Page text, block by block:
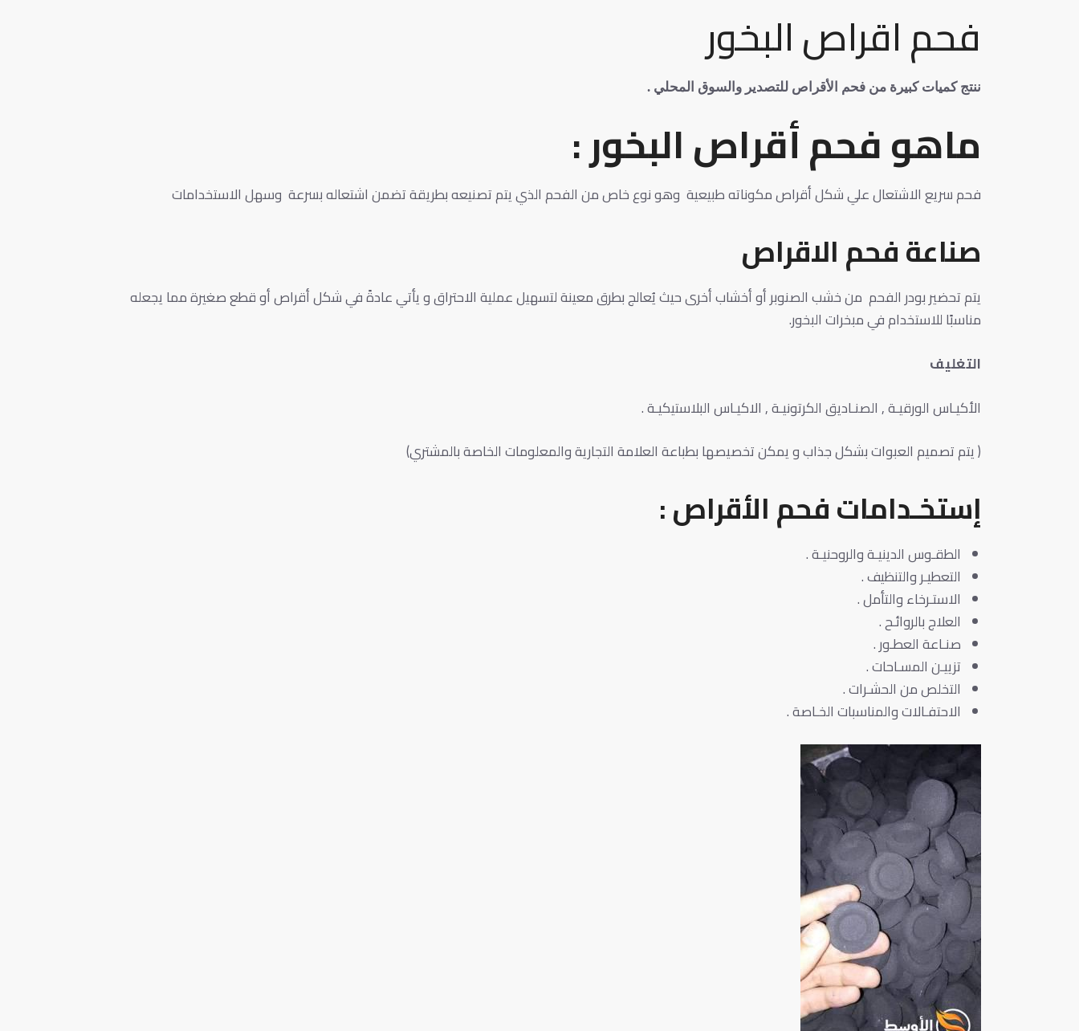
فحم اقراص البخور
ننتج كميات كبيرة من فحم الأقراص للتصدير والسوق المحلي .
ماهو فحم أقراص البخور :
فحم سريع الاشتعال علي شكل أقراص مكوناته طبيعية وهو نوع خاص من الفحم الذي يتم تصنيعه بطريقة تضمن اشتعاله بسرعة وسهل الاستخدامات
صناعة فحم الاقراص
يتم تحضير بودر الفحم من خشب الصنوبر أو أخشاب أخرى حيث يُعالج بطرق معينة لتسهيل عملية الاحتراق و يأتي عادةً في شكل أقراص أو قطع صغيرة مما يجعله
مناسبًا للاستخدام في مبخرات البخور.
التغليف
الأكيـاس الورقيـة , الصنـاديق الكرتونيـة , الاكيـاس البلاستيكيـة .
( يتم تصميم العبوات بشكل جذاب و يمكن تخصيصها بطباعة العلامة التجارية والمعلومات الخاصة بالمشتري)
إستخـدامات فحم الأقراص :
الطقـوس الدينيـة والروحنيـة .
التعطيـر والتنظيف .
الاستـرخاء والتأمل .
العلاج بالروائـح .
صنـاعة العطـور .
تزييـن المسـاحات .
التخلص من الحشـرات .
الاحتفـالات والمناسبات الخـاصة .